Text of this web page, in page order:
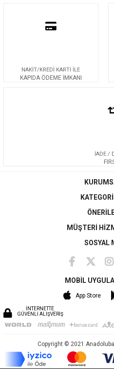
NAKİT/KREDİ KARTI İLE
KAPIDA ÖDEME İMKANI
İADE /
MÜŞTERİ
SOSYAL
MOBİL
App Store
İNTERNETTE
GÜVENLİ ALIŞVERİŞ
Copyright © 2021